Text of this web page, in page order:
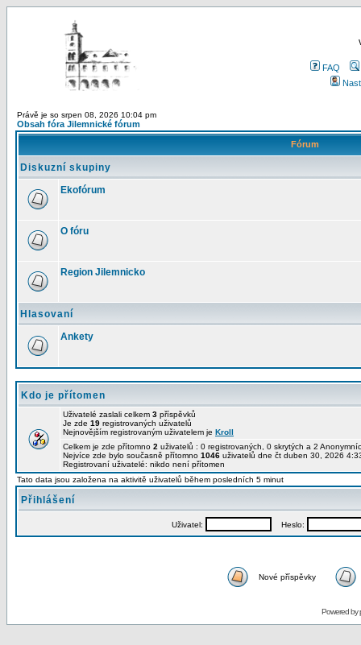
FAQ
Právě je so srpen 08, 2026 10:04 pm
Obsah fóra Jilemnické fórum
Fórum
Diskuzní skupiny
Ekofórum
O fóru
Region Jilemnicko
Hlasovaní
Ankety
Kdo je přítomen
Uživatelé zaslali celkem 3 příspěvků
Je zde 19 registrovaných uživatelů
Nejnovějším registrovaným uživatelem je Kroll
Celkem je zde přítomno 2 uživatelů : 0 registrovaných, 0 skrytých a 2
Nejvíce zde bylo současně přítomno 1046 uživatelů dne čt duben 30, 2026
Registrovaní uživatelé: nikdo není přítomen
Tato data jsou založena na aktivitě uživatelů během posledních 5 minut
Přihlášení
Uživatel: Heslo:
Nové příspěvky
Powered by